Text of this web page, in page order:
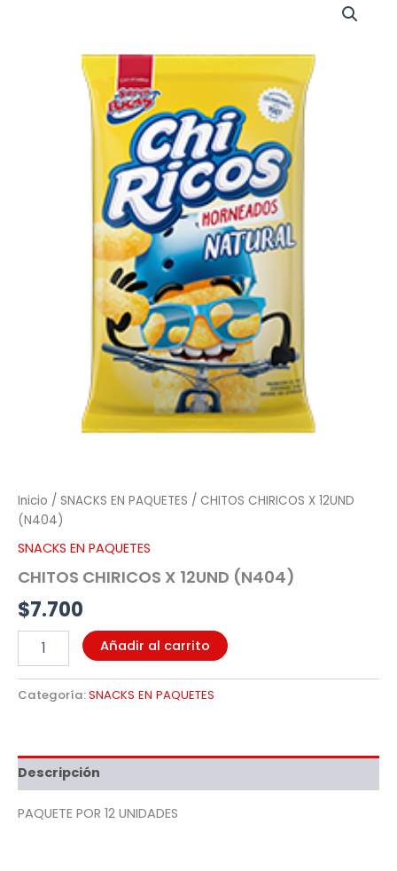
Inicio / SNACKS EN PAQUETES / CHITOS CHIRICOS X 12UND
(N404)
SNACKS EN PAQUETES
CHITOS CHIRICOS X 12UND (N404)
$7.700
Añadir al carrito
Categoría:SNACKS EN PAQUETES
Descripción
PAQUETE POR 12 UNIDADES